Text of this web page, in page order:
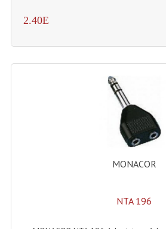
Enceinte Nomade
Enceintes Autonomes
Enceintes Hifi
Enceintes
Filtres Actifs,
2.40E
MONACOR
NTA 196